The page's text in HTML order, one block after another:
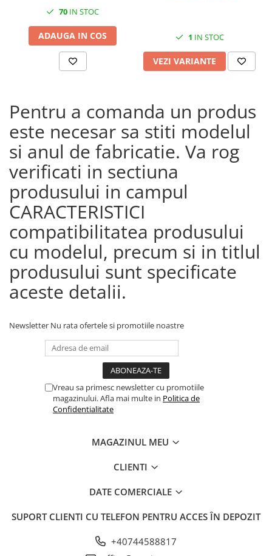
70 IN STOC
ADAUGA IN COS 1 IN STOC
VEZI VARIANTE
Pentru a comanda un produs
este necesar sa stiti modelul
si anul de fabricatie. Va rog
verificati in sectiuna
produsului in campul
CARACTERISTICI
compatibilitatea produsului
cu modelul, precum si in titlul
produsului sunt specificate
aceste detalii.
Newsletter Nu rata ofertele si promotiile noastre
Vreau sa primesc newsletter cu promotiile
magazinului. Afla mai multe in Politica de
Confidentialitate
MAGAZINUL MEU
CLIENTI
DATE COMERCIALE
SUPORT CLIENTI CU TELEFON PENTRU ACCES ÎN DEPOZIT
+40744588817